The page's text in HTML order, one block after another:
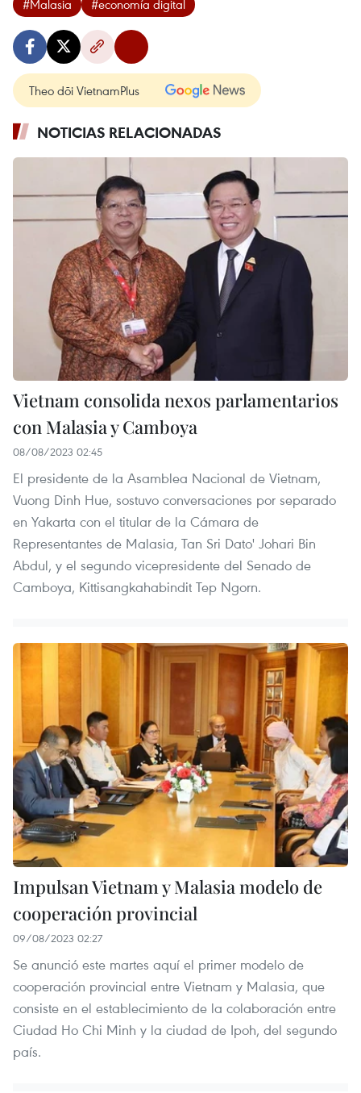
#Malasia #economía digital
Theo dõi VietnamPlus
NOTICIAS RELACIONADAS
Vietnam consolida nexos parlamentarios
con Malasia y Camboya
08/08/2023 02:45
El presidente de la Asamblea Nacional de Vietnam,
Vuong Dinh Hue, sostuvo conversaciones por separado
en Yakarta con el titular de la Cámara de
Representantes de Malasia, Tan Sri Dato' Johari Bin
Abdul, y el segundo vicepresidente del Senado de
Camboya, Kittisangkahabindit Tep Ngorn.
Impulsan Vietnam y Malasia modelo de
cooperación provincial
09/08/2023 02:27
Se anunció este martes aquí el primer modelo de
cooperación provincial entre Vietnam y Malasia, que
consiste en el establecimiento de la colaboración entre
Ciudad Ho Chi Minh y la ciudad de Ipoh, del segundo
país.